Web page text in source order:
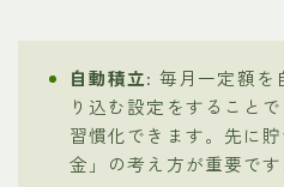
自動積立: 毎月一定額を
り込む設定をすること
習慣化できます。先に
金」の考え方が重要です